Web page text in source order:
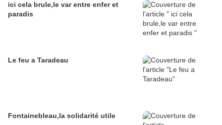
ici cela brule,le var entre enfer et
paradis
Le feu a Taradeau
Fontainebleau,la solidarité utile